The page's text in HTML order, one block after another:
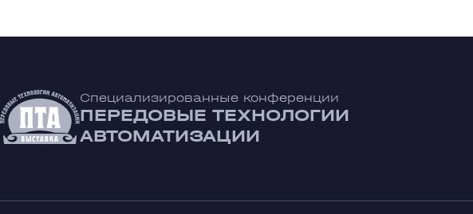
Специализированные конференции
ПЕРЕДОВЫЕ ТЕХНОЛОГИИ
АВТОМАТИЗАЦИИ